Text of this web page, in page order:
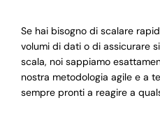
Se hai bisogno di scalare
volumi di dati o di assicurare
scala, noi sappiamo
nostra metodologia agile e a
sempre pronti a reagire a